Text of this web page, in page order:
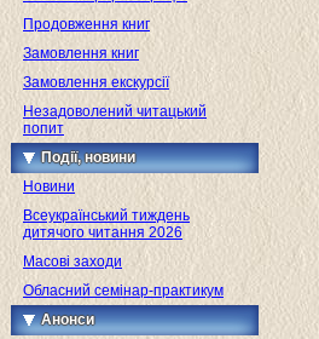
Продовження книг
Замовлення книг
Замовлення екскурсії
Незадоволений читацький
попит
Події, новини
Новини
Всеукраїнський тиждень
дитячого читання 2026
Масові заходи
Обласний семінар-практикум
Анонси